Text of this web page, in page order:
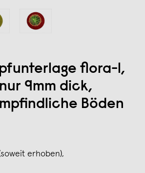
flora-l,
9mm dick,
Böden
erhoben),